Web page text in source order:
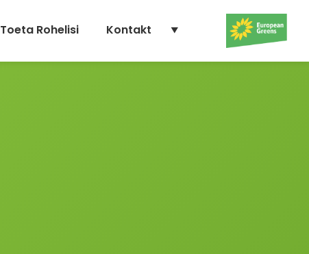
Toeta Rohelisi Kontakt